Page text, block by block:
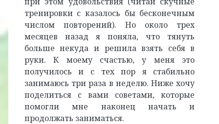
тренировки с казалось бы бесконечным
числом повторений). Но около трех
месяцев назад я поняла, что тянуть
больше некуда и решила взять себя в
руки. К моему счастью, у меня это
получилось и с тех пор я стабильно
занимаюсь три раза в неделю. Ниже хочу
поделиться с вами советами, которые
помогли мне наконец начать и
продолжать заниматься.